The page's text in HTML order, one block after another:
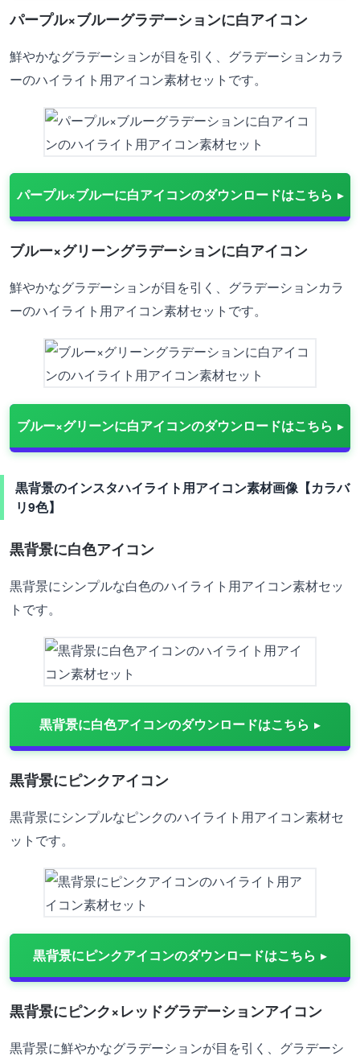
パープル×ブルーグラデーションに白アイコン
鮮やかなグラデーションが目を引く、グラデーションカラ
ーのハイライト用アイコン素材セットです。
パープル×ブルーに白アイコンのダウンロードはこちら
ブルー×グリーングラデーションに白アイコン
鮮やかなグラデーションが目を引く、グラデーションカラ
ーのハイライト用アイコン素材セットです。
ブルー×グリーンに白アイコンのダウンロードはこちら
黒背景のインスタハイライト用アイコン素材画像【カラバ
リ9色】
黒背景に白色アイコン
黒背景にシンプルな白色のハイライト用アイコン素材セッ
トです。
黒背景に白色アイコンのダウンロードはこちら
黒背景にピンクアイコン
黒背景にシンプルなピンクのハイライト用アイコン素材セ
ットです。
黒背景にピンクアイコンのダウンロードはこちら
黒背景にピンク×レッドグラデーションアイコン
黒背景に鮮やかなグラデーションが目を引く、グラデーシ